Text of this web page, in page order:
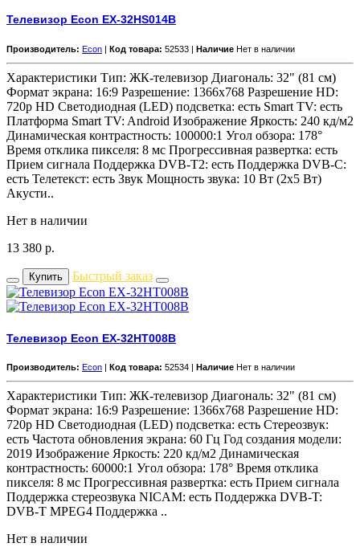
Телевизор Econ EX-32HS014B
Производитель: Econ | Код товара: 52533 | Наличие Нет в наличии
Характеристики Тип: ЖК-телевизор Диагональ: 32" (81 см)
Формат экрана: 16:9 Разрешение: 1366x768 Разрешение HD:
720p HD Светодиодная (LED) подсветка: есть Smart TV: есть
Платформа Smart TV: Android Изображение Яркость: 240 кд/м2
Динамическая контрастность: 100000:1 Угол обзора: 178°
Время отклика пикселя: 8 мс Прогрессивная развертка: есть
Прием сигнала Поддержка DVB-T2: есть Поддержка DVB-C:
есть Телетекст: есть Звук Мощность звука: 10 Вт (2х5 Вт)
Акусти..
Нет в наличии
13 380 р.
Купить Быстрый заказ
Телевизор Econ EX-32HT008B
Производитель: Econ Код товара: 52534 | Наличие Нет в наличии
Характеристики Тип: ЖК-телевизор Диагональ: 32" (81 см)
Формат экрана: 16:9 Разрешение: 1366x768 Разрешение HD:
720p HD Светодиодная (LED) подсветка: есть Стереозвук:
есть Частота обновления экрана: 60 Гц Год создания модели:
2019 Изображение Яркость: 220 кд/м2 Динамическая
контрастность: 60000:1 Угол обзора: 178° Время отклика
пикселя: 8 мс Прогрессивная развертка: есть Прием сигнала
Поддержка стереозвука NICAM: есть Поддержка DVB-T:
DVB-T MPEG4 Поддержка ..
Нет в наличии